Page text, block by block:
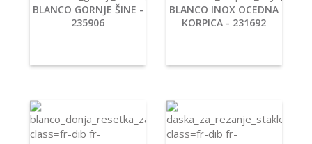
BLANCO GORNJE ŠINE -
235906
BLANCO INOX OCEDNA
KORPICA - 231692